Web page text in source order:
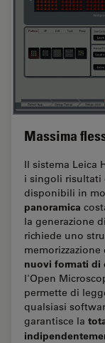
Massima
Il sistema Leica
i singoli risultati
disponibili in
panoramica
la generazione
richiede uno
memorizzazione
nuovi formati di
l'Open
permette di
qualsiasi
garantisce la